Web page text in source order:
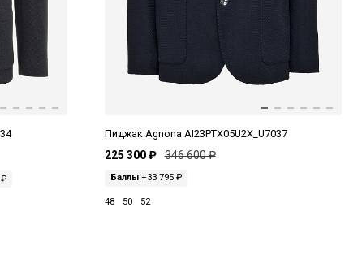
₽
Пиджак Agnona AI23PTX05U2X_U7037
225 300 ₽ 346 600 ₽
Баллы+33 795 ₽
48 50 52